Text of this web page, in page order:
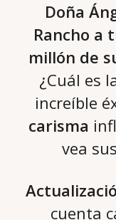
Doña
Rancho a
millón de
¿Cuál es
increíble
carisma
vea
cuenta